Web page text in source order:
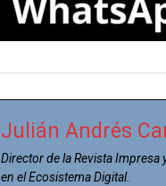
Julián Andrés
Director de la Revista
en el Ecosistema Digital.